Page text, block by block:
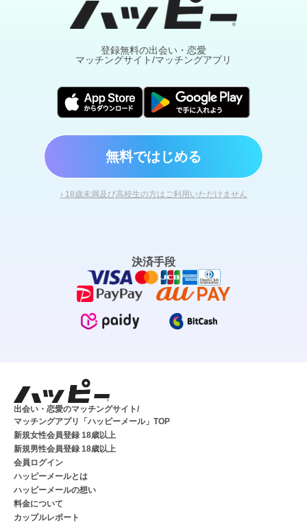
登録無料の出会い・恋愛
マッチングサイト/マッチングアプリ
無料ではじめる
› 18歳未満及び高校生の方はご利用いただけません
決済手段
出会い・恋愛のマッチングサイト/
マッチングアプリ「ハッピーメール」TOP
新規女性会員登録 18歳以上
新規男性会員登録 18歳以上
会員ログイン
ハッピーメールとは
ハッピーメールの想い
料金について
カップルレポート